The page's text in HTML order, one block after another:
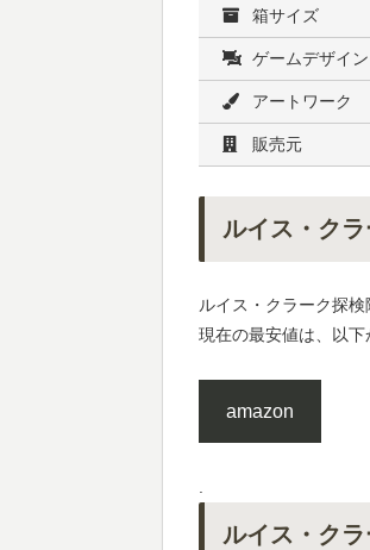
箱サイズ
ゲームデザイン
アートワーク
販売元
ルイス・ク
ルイス・クラーク探
現在の最安値は、以下
amazon
.
ルイス・ク